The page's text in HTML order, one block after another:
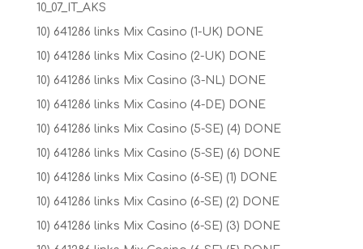
10_07_IT_AKS
10) 641286 links Mix Casino (1-UK) DONE
10) 641286 links Mix Casino (2-UK) DONE
10) 641286 links Mix Casino (3-NL) DONE
10) 641286 links Mix Casino (4-DE) DONE
10) 641286 links Mix Casino (5-SE) (4) DONE
10) 641286 links Mix Casino (5-SE) (6) DONE
10) 641286 links Mix Casino (6-SE) (1) DONE
10) 641286 links Mix Casino (6-SE) (2) DONE
10) 641286 links Mix Casino (6-SE) (3) DONE